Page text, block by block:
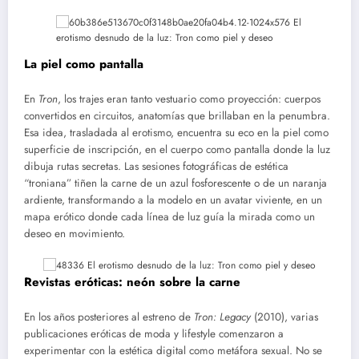
La piel como pantalla
En Tron, los trajes eran tanto vestuario como proyección: cuerpos
convertidos en circuitos, anatomías que brillaban en la penumbra.
Esa idea, trasladada al erotismo, encuentra su eco en la piel como
superficie de inscripción, en el cuerpo como pantalla donde la luz
dibuja rutas secretas. Las sesiones fotográficas de estética
“troniana” tiñen la carne de un azul fosforescente o de un naranja
ardiente, transformando a la modelo en un avatar viviente, en un
mapa erótico donde cada línea de luz guía la mirada como un
deseo en movimiento.
Revistas eróticas: neón sobre la carne
En los años posteriores al estreno de Tron: Legacy (2010), varias
publicaciones eróticas de moda y lifestyle comenzaron a
experimentar con la estética digital como metáfora sexual. No se